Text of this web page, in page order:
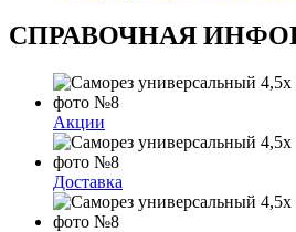
СПРАВОЧНАЯ
Акции
Доставка